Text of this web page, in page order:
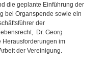
die geplante Einführung der
bei Organspende sowie ein
der
Dr. Georg
Herausforderungen im
der Vereinigung.